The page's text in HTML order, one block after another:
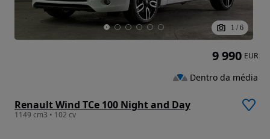
1 / 6
Renault Wind TCe 100 Night and Day
1149 cm3 • 102 cv
9 990 EUR
Dentro da média